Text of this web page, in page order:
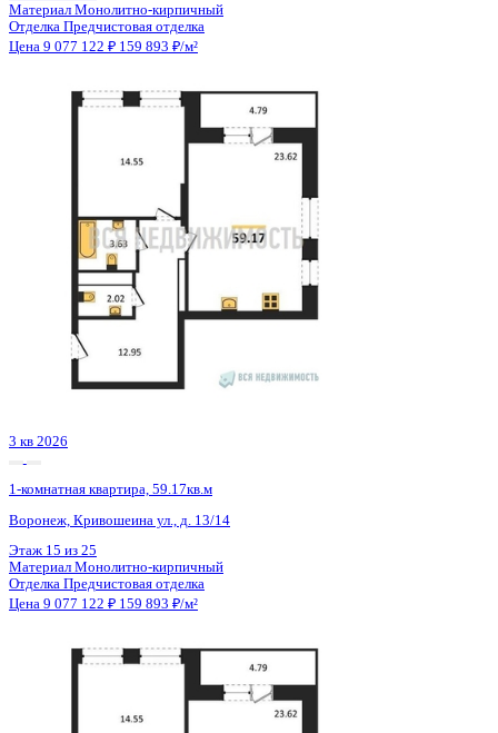
3 кв 2026
1-комнатная квартира, 45.44кв.м
Этаж
Материал
Монолитный
Отделка Черновая отделка + штукатурка + стяжка
Цена 9 106 176 ₽ 207 951 ₽/м²